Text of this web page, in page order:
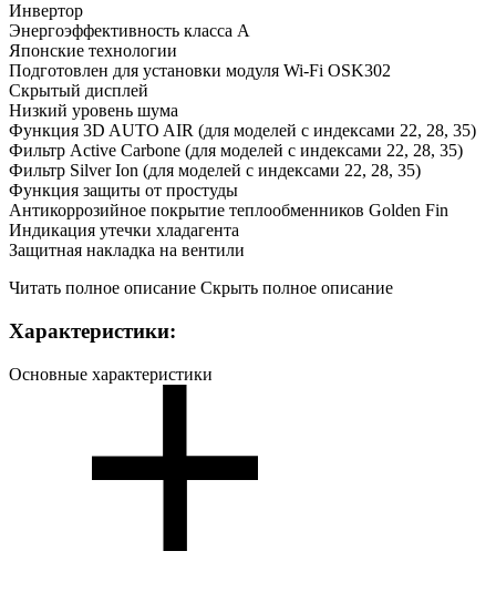
Инвертор
Энергоэффективность класса А
Японские технологии
Подготовлен для установки модуля Wi-Fi OSK302
Скрытый дисплей
Низкий уровень шума
Функция 3D AUTO AIR (для моделей с индексами 22, 28, 35)
Фильтр Active Carbone (для моделей с индексами 22, 28, 35)
Фильтр Silver Ion (для моделей с индексами 22, 28, 35)
Функция защиты от простуды
Антикоррозийное покрытие теплообменников Golden Fin
Индикация утечки хладагента
Защитная накладка на вентили
Читать полное описание Скрыть полное описание
Характеристики:
Основные характеристики